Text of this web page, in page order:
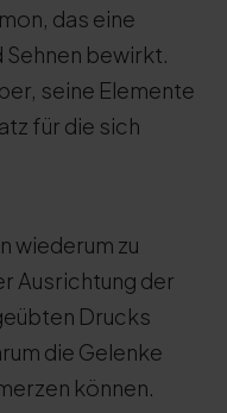
das eine
Sehnen bewirkt.
seine Elemente
für die sich
wiederum zu
Ausrichtung der
Drucks
die Gelenke
können.